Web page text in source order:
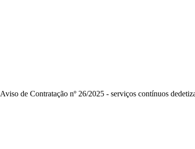
Aviso de Contratação nº 26/2025 - serviços contínuos